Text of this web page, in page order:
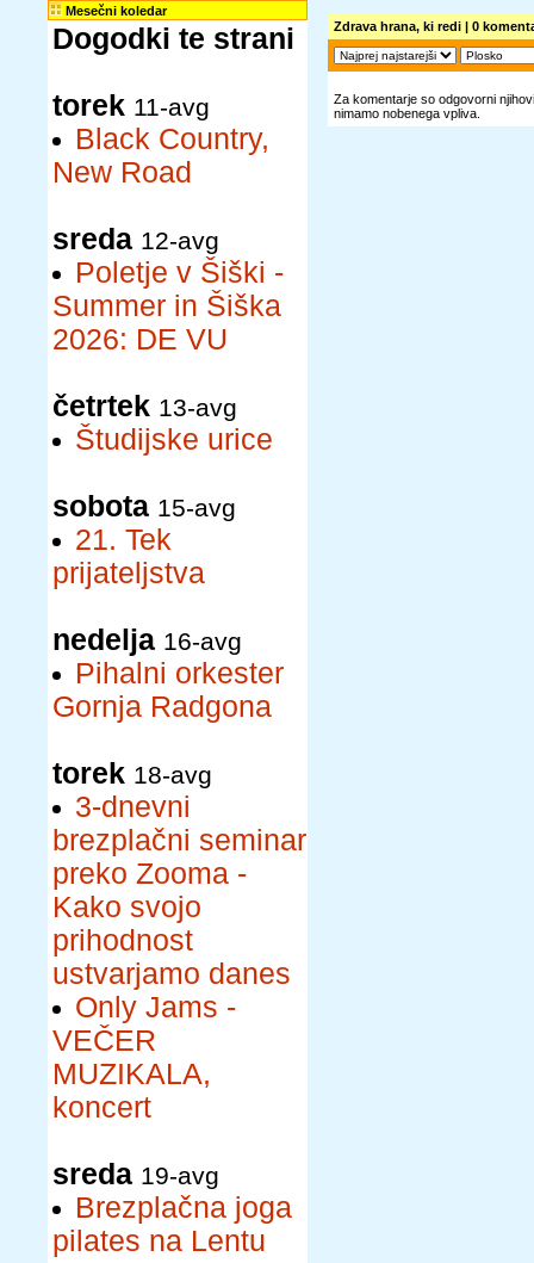
Mesečni koledar
Dogodki te strani
torek 11-avg
Black Country,
New Road
sreda 12-avg
Poletje v Šiški -
Summer in Šiška
2026: DE VU
četrtek 13-avg
Študijske urice
sobota 15-avg
21. Tek
prijateljstva
nedelja 16-avg
Pihalni orkester
Gornja Radgona
torek 18-avg
3-dnevni
brezplačni seminar
preko Zooma -
Kako svojo
prihodnost
ustvarjamo danes
Only Jams -
VEČER
MUZIKALA,
koncert
sreda 19-avg
Brezplačna joga
pilates na Lentu
Zdrava hrana, ki redi | 0
Za komentarje so odgovorni
nimamo nobenega vpliva.